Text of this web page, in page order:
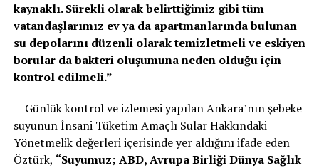
kaynaklı. Sürekli olarak belirttiğimiz gibi tüm
vatandaşlarımız ev ya da apartmanlarında bulunan
su depolarını düzenli olarak temizletmeli ve eskiyen
borular da bakteri oluşumuna neden olduğu için
kontrol edilmeli.”
Günlük kontrol ve izlemesi yapılan Ankara’nın şebeke
suyunun İnsani Tüketim Amaçlı Sular Hakkındaki
Yönetmelik değerleri içerisinde yer aldığını ifade eden
Öztürk, “Suyumuz; ABD, Avrupa Birliği Dünya Sağlık